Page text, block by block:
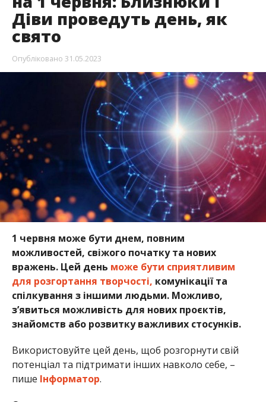
Діви проведуть день, як
свято
Опубліковано 31.05.2023
1 червня може бути днем, повним
можливостей, свіжого початку та нових
вражень. Цей день може бути сприятливим
для розгортання творчості, комунікації та
спілкування з іншими людьми. Можливо,
з’явиться можливість для нових проєктів,
знайомств або розвитку важливих стосунків.
Використовуйте цей день, щоб розгорнути свій
потенціал та підтримати інших навколо себе, –
пише Інформатор.